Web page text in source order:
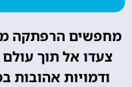
מחפשים הרפתקה
צעדו אל תוך
ודמויות אהובות